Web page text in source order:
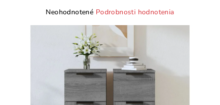
Priemerné
Neohodnotené Podrobnosti hodnotenia